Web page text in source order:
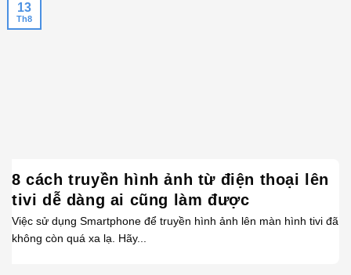
8 cách truyền hình ảnh từ điện thoại lên
tivi dễ dàng ai cũng làm được
Việc sử dụng Smartphone để truyền hình ảnh lên màn hình tivi đã
không còn quá xa lạ. Hãy...
13
Th8